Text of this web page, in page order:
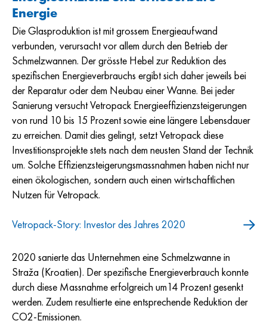
Energie
Die Glasproduktion ist mit grossem Energieaufwand
verbunden, verursacht vor allem durch den Betrieb der
Schmelzwannen. Der grösste Hebel zur Reduktion des
spezifischen Energieverbrauchs ergibt sich daher jeweils bei
der Reparatur oder dem Neubau einer Wanne. Bei jeder
Sanierung versucht Vetropack Energieeffizienzsteigerungen
von rund 10 bis 15 Prozent sowie eine längere Lebensdauer
zu erreichen. Damit dies gelingt, setzt Vetropack diese
Investitionsprojekte stets nach dem neusten Stand der Technik
um. Solche Effizienzsteigerungsmassnahmen haben nicht nur
einen ökologischen, sondern auch einen wirtschaftlichen
Nutzen für Vetropack.
Vetropack-Story: Investor des Jahres 2020
2020 sanierte das Unternehmen eine Schmelzwanne in
Straža (Kroatien). Der spezifische Energieverbrauch konnte
durch diese Massnahme erfolgreich um14 Prozent gesenkt
werden. Zudem resultierte eine entsprechende Reduktion der
CO2-Emissionen.